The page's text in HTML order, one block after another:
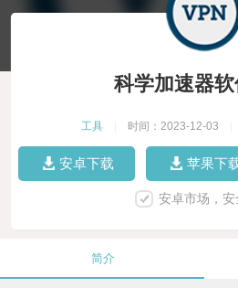
科学加速器
工具 时间：2023-12-03
安卓下载 苹果下
安卓市场，
简介